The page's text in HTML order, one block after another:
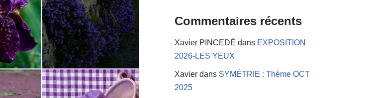
Commentaires récents
Xavier PINCEDÉ dans EXPOSITION
2026-LES YEUX
Xavier dans SYMÉTRIE : Thème OCT
2025